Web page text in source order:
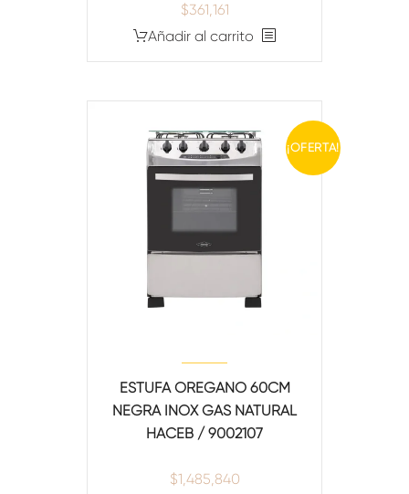
$361,161
Añadir al carrito
¡OFERTA!
ESTUFA OREGANO 60CM
NEGRA INOX GAS NATURAL
HACEB / 9002107
$1,485,840